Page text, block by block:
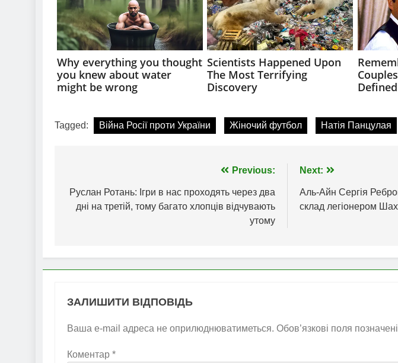
Tagged: Війна Росії проти України Жіночий футбол Натія Панцулая
записів
Previous:
Руслан Ротань: Ігри в нас проходять через два
дні на третій, тому багато хлопців відчувають
утому
Next:
Аль-Айн Сергія
склад легіонером
ЗАЛИШИТИ ВІДПОВІДЬ
Ваша e-mail адреса не оприлюднюватиметься. Обов’язкові поля позначені
Коментар *